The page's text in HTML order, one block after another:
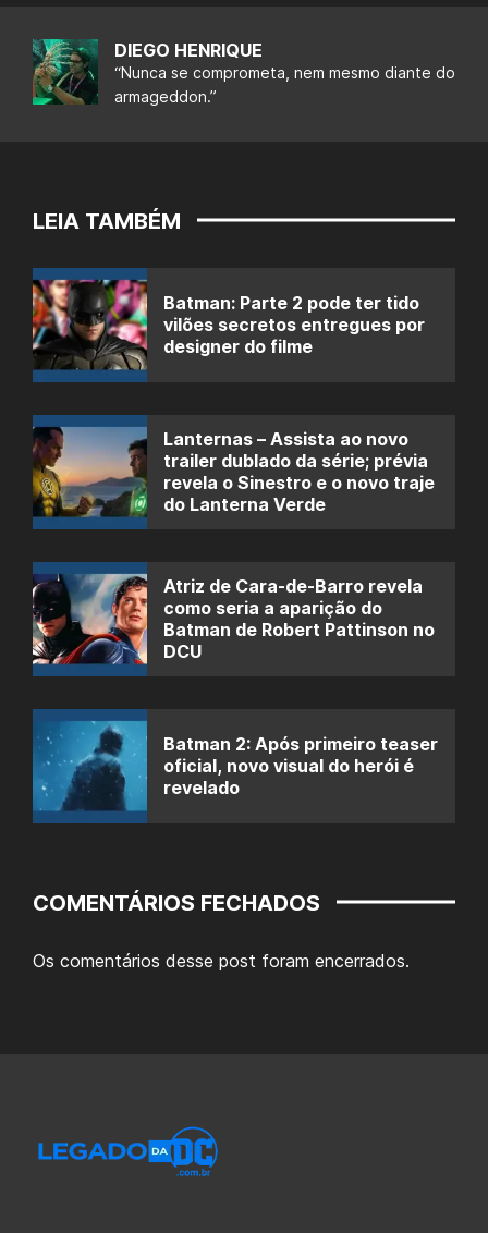
DIEGO HENRIQUE
“Nunca se comprometa, nem mesmo diante do
armageddon.”
LEIA TAMBÉM
Batman: Parte 2 pode ter tido
vilões secretos entregues por
designer do filme
Lanternas – Assista ao novo
trailer dublado da série; prévia
revela o Sinestro e o novo traje
do Lanterna Verde
Atriz de Cara-de-Barro revela
como seria a aparição do
Batman de Robert Pattinson no
DCU
Batman 2: Após primeiro teaser
oficial, novo visual do herói é
revelado
COMENTÁRIOS FECHADOS
Os comentários desse post foram encerrados.